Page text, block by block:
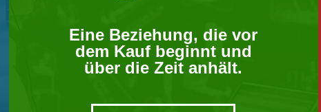
Eine Beziehung, die vor
dem Kauf beginnt und
über die Zeit anhält.